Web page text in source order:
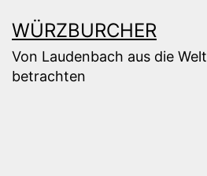
Inhalt
springen
WÜRZBURCHER
Von Laudenbach aus die Welt
betrachten